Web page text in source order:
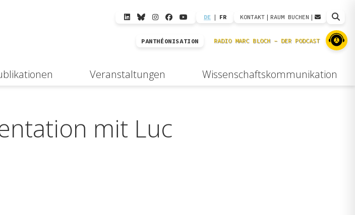
DE | FR KONTAKT | RAUM BUCHEN |
PANTHÉONISATION
Veranstaltungen Wissenschaftskommunikation
mit Luc